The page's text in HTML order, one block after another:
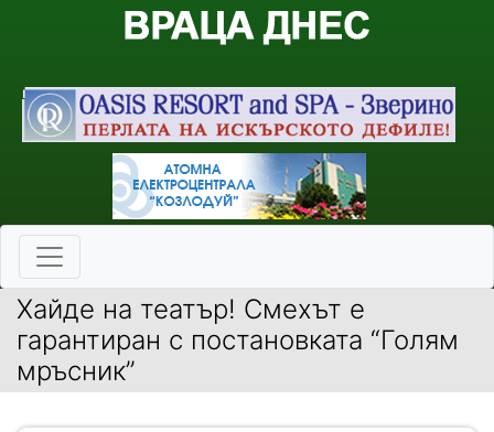
Хайде на театър! Смехът е
гарантиран с постановката “Голям
мръсник”